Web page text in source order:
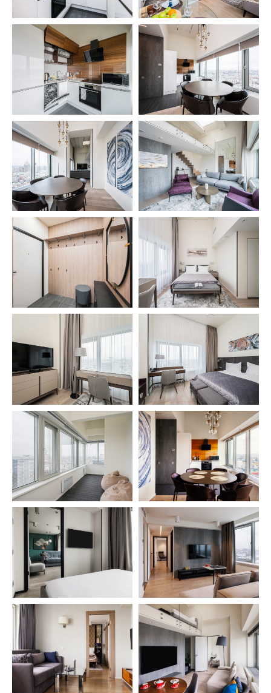
+7 (495) 787-37-57
Политика обработки персональных данных
Правовая информация
Политика конфиденциальности
Политика cookie
Правила оказания услуг
Навигация по сайту
Расположение
Информация
119019, Москва, улица Новый Арбат, 15
© 2024. Апарт-отель «Intermark Residence»
ООО «Интермарк Сервисд Апартментс»
4,7
Рейтинг организации в
Яндекс